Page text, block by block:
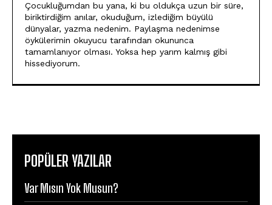
Çocukluğumdan bu yana, ki bu oldukça uzun bir süre,
biriktirdiğim anılar, okuduğum, izlediğim büyülü
dünyalar, yazma nedenim. Paylaşma nedenimse
öykülerimin okuyucu tarafından okununca
tamamlanıyor olması. Yoksa hep yarım kalmış gibi
hissediyorum.
POPÜLER YAZILAR
Var Mısın Yok Musun?